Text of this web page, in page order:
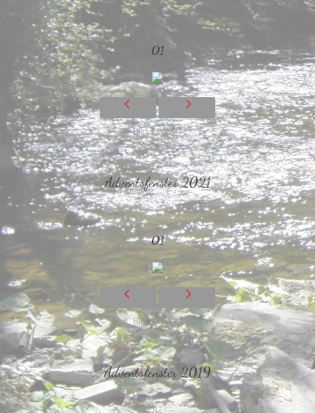
01
Bild 1 von 24
Adventsfenster 2021
01
Bild 1 von 24
Adventsfenster 2019